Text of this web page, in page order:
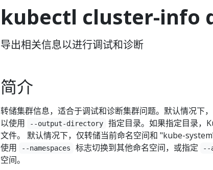
kubectl cluster-info
导出相关信息以进行调试和诊断
简介
转储集群信息，适合于调试和诊断集群问题。默认情况下
以使用
--output-directory
指定目录。如果指定目录，
文件。 默认情况下，仅转储当前命名空间和 "kube-
使用
--namespaces 标志切换到其他命名空间，或指定 --
空间。